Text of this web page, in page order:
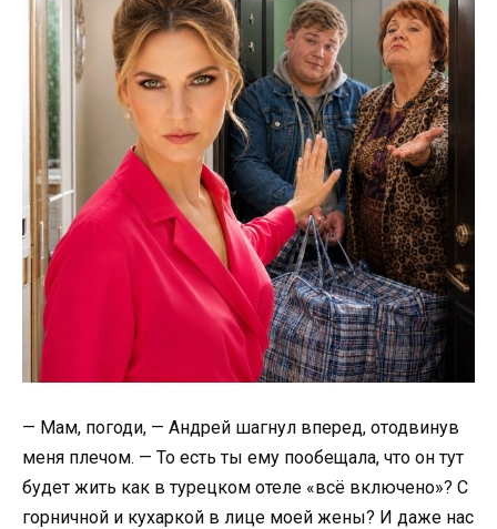
— Мам, погоди, — Андрей шагнул вперед, отодвинув
меня плечом. — То есть ты ему пообещала, что он тут
будет жить как в турецком отеле «всё включено»? С
горничной и кухаркой в лице моей жены? И даже нас